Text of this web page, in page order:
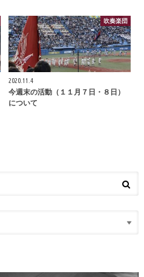
吹奏楽団
2020.11.4
今週末の活動（１１月７日・８日）
について